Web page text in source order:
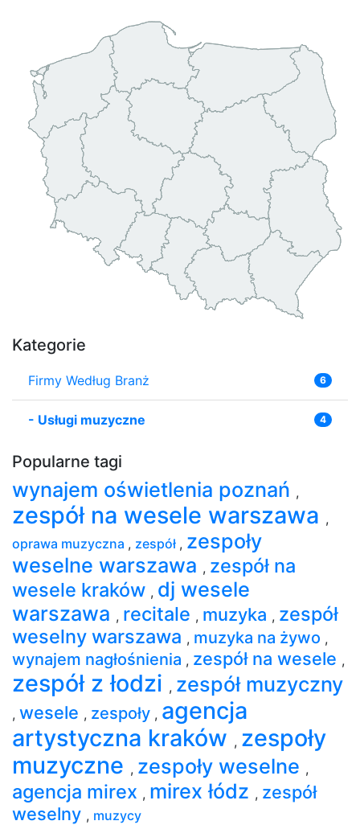
Kategorie
Firmy Według Branż 6
- Usługi muzyczne 4
Popularne tagi
wynajem oświetlenia poznań ,
zespół na wesele warszawa ,
oprawa muzyczna , zespół , zespoły
weselne warszawa , zespół na
wesele kraków , dj wesele
warszawa , recitale , muzyka , zespół
weselny warszawa , muzyka na żywo ,
wynajem nagłośnienia , zespół na wesele ,
zespół z łodzi , zespół muzyczny
, wesele , zespoły , agencja
artystyczna kraków , zespoły
muzyczne , zespoły weselne ,
agencja mirex , mirex łódz , zespół
weselny , muzycy